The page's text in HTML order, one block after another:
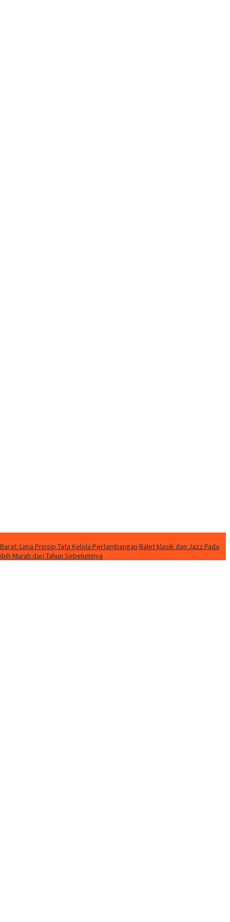
Lima Prinsip Tata Kelola Pertambangan Balet klasik dan Jazz Pada
Murah dari Tahun Sebelumnya